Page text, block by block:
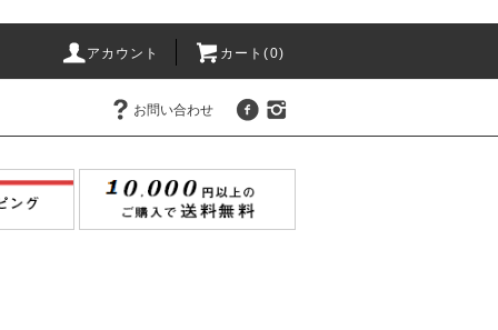
アカウント カート(0)
お問い合わせ